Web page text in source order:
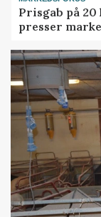
Prisgab på
presser